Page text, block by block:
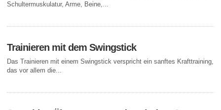
Schultermuskulatur, Arme, Beine,...
Trainieren mit dem Swingstick
Das Trainieren mit einem Swingstick verspricht ein sanftes Krafttraining,
das vor allem die...